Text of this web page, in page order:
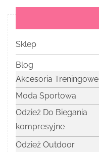
Sklep
Blog
Akcesoria Treningowe
Moda Sportowa
Odzież Do Biegania
kompresyjne
Odzież Outdoor